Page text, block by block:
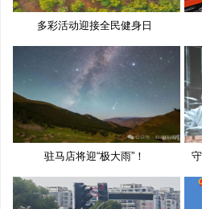
多彩活动迎接全民健身日
驻马店将迎“极大雨”！